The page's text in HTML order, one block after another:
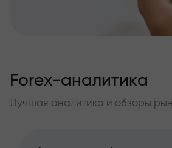
Forex-аналитика
Лучшая аналитика и обзоры